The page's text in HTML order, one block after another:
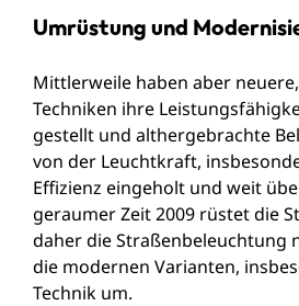
Umrüstung und
Mittlerweile haben aber
Techniken ihre
gestellt und althergebrachte
von der Leuchtkraft,
Effizienz eingeholt und weit
geraumer Zeit 2009 rüstet die
daher die Straßenbeleuchtung
die modernen Varianten,
Technik um.